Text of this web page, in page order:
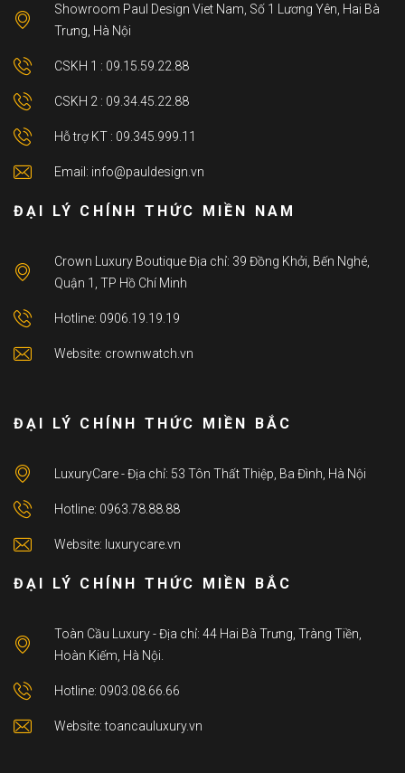
Showroom Paul Design Viet Nam, Số 1 Lương Yên, Hai Bà
Trưng, Hà Nội
CSKH 1 : 09.15.59.22.88
CSKH 2 : 09.34.45.22.88
Hỗ trợ KT : 09.345.999.11
Email: info@pauldesign.vn
ĐẠI LÝ CHÍNH THỨC MIỀN NAM
Crown Luxury Boutique Địa chỉ: 39 Đồng Khởi, Bến Nghé,
Quận 1, TP Hồ Chí Minh
Hotline: 0906.19.19.19
Website: crownwatch.vn
ĐẠI LÝ CHÍNH THỨC MIỀN BẮC
LuxuryCare - Địa chỉ: 53 Tôn Thất Thiệp, Ba Đình, Hà Nội
Hotline: 0963.78.88.88
Website: luxurycare.vn
ĐẠI LÝ CHÍNH THỨC MIỀN BẮC
Toàn Cầu Luxury - Địa chỉ: 44 Hai Bà Trưng, Tràng Tiền,
Hoàn Kiếm, Hà Nội.
Hotline: 0903.08.66.66
Website: toancauluxury.vn